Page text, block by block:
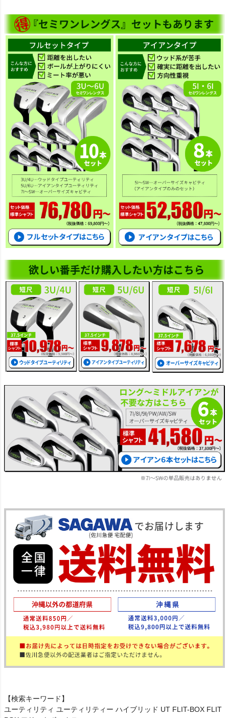
【検索キーワード】
ユーティリティ ユーティリティー ハイブリッド UT FLIT-BOX FLIT